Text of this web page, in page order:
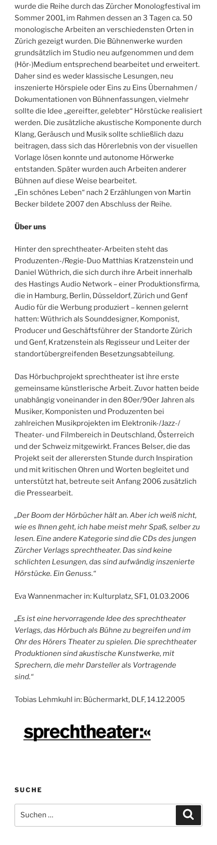
wurde die Reihe durch das Zürcher Monologfestival im
Sommer 2001, im Rahmen dessen an 3 Tagen ca. 50
monologische Arbeiten an verschiedensten Orten in
Zürich gezeigt wurden. Die Bühnenwerke wurden
grundsätzlich im Studio neu aufgenommen und dem
(Hör-)Medium entsprechend bearbeitet und erweitert.
Daher sind es weder klassische Lesungen, neu
inszenierte Hörspiele oder Eins zu Eins Übernahmen /
Dokumentationen von Bühnenfassungen, vielmehr
sollte die Idee „gereifter, gelebter“ Hörstücke realisiert
werden. Die zusätzliche akustische Komponente durch
Klang, Geräusch und Musik sollte schließlich dazu
beitragen, dass sich das Hörerlebnis von der visuellen
Vorlage lösen konnte und autonome Hörwerke
entstanden. Später wurden auch Arbeiten anderer
Bühnen auf diese Weise bearbeitet.
„Ein schönes Leben“ nach 2 Erzählungen von Martin
Becker bildete 2007 den Abschluss der Reihe.
Über uns
Hinter den sprechtheater-Arbeiten steht das
Produzenten-/Regie-Duo Matthias Kratzenstein und
Daniel Wüthrich, die sich durch ihre Arbeit innerhalb
des Hastings Audio Network – einer Produktionsfirma,
die in Hamburg, Berlin, Düsseldorf, Zürich und Genf
Audio für die Werbung produziert – kennen gelernt
hatten: Wüthrich als Sounddesigner, Komponist,
Producer und Geschäftsführer der Standorte Zürich
und Genf, Kratzenstein als Regisseur und Leiter der
standortübergreifenden Besetzungsabteilung.
Das Hörbuchprojekt sprechtheater ist ihre erste
gemeinsame künstlerische Arbeit. Zuvor hatten beide
unabhängig voneinander in den 80er/90er Jahren als
Musiker, Komponisten und Produzenten bei
zahlreichen Musikprojekten im Elektronik-/Jazz-/
Theater- und Filmbereich in Deutschland, Österreich
und der Schweiz mitgewirkt. Frances Belser, die das
Projekt seit der allerersten Stunde durch Inspiration
und mit kritischen Ohren und Worten begleitet und
unterstützt hat, betreute seit Anfang 2006 zusätzlich
die Pressearbeit.
„Der Boom der Hörbücher hält an. Aber ich weiß nicht,
wie es Ihnen geht, ich habe meist mehr Spaß, selber zu
lesen. Eine andere Kategorie sind die CDs des jungen
Zürcher Verlags sprechtheater. Das sind keine
schlichten Lesungen, das sind aufwändig inszenierte
Hörstücke. Ein Genuss.“
Eva Wannenmacher in: Kulturplatz, SF1, 01.03.2006
„Es ist eine hervorragende Idee des sprechtheater
Verlags, das Hörbuch als Bühne zu begreifen und im
Ohr des Hörers Theater zu spielen. Die sprechtheater
Produktionen sind akustische Kunstwerke, mit
Sprechern, die mehr Darsteller als Vortragende
sind.“
Tobias Lehmkuhl in: Büchermarkt, DLF, 14.12.2005
SUCHE
nach: